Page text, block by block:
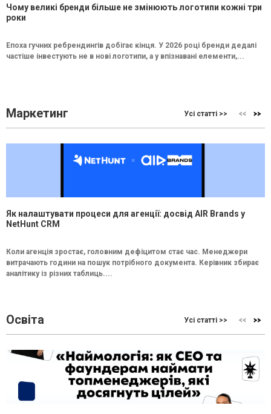
Чому великі бренди більше не змінюють логотипи кожні три
роки
Епоха гучних ребрендингів добігає кінця. У 2026 році бренди дедалі
частіше інвестують не в нові логотипи, а у впізнавані елементи,...
Маркетинг Усі статті >>
Як налаштувати процеси для агенції: досвід AIR Brands у
NetHunt CRM
Коли агенція зростає, головним дефіцитом стає час. Менеджери
витрачають години на пошук потрібного документа. Керівник збирає
аналітику із різних таблиць....
Освіта Усі статті >>